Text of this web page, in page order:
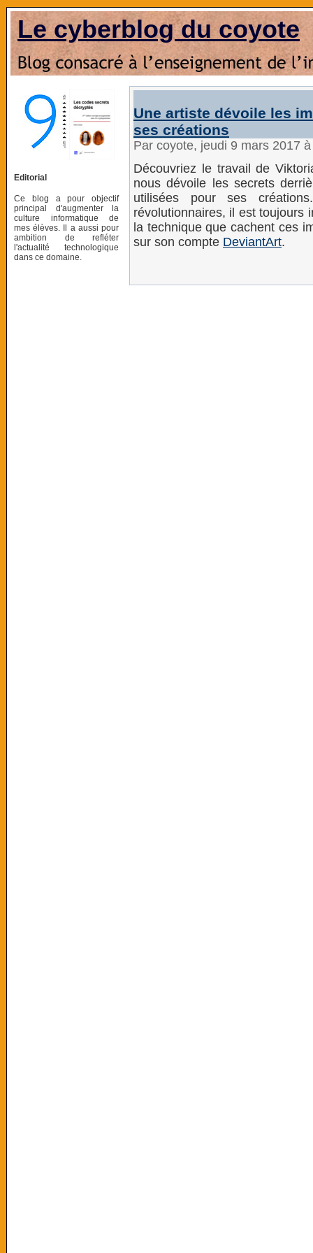
Le cyberblog du coyote
Editorial
Ce blog a pour objectif
principal d'augmenter la
culture informatique de
mes élèves. Il a aussi pour
ambition de refléter
l'actualité technologique
dans ce domaine.
Une artiste dévoile les
ses créations
Par coyote, jeudi 9 mars 2017
Découvriez le travail de
nous dévoile les secrets
utilisées pour ses
révolutionnaires, il est toujours
la technique que cachent ces
sur son compte DeviantArt.